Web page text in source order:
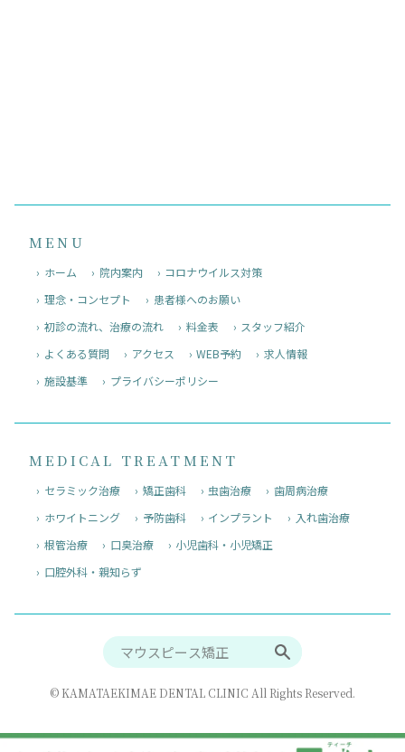
MENU
ホーム 院内案内
コロナウイルス対策
理念・コンセプト
患者様へのお願い
初診の流れ、治療の流れ
料金表
スタッフ紹介
よくある質問
アクセス WEB予約
求人情報
施設基準
プライバシーポリシー
MEDICAL TREATMENT
セラミック治療 矯正歯科 虫歯治療
歯周病治療
ホワイトニング
予防歯科 インプラント
入れ歯治療
根管治療
口臭治療
小児歯科・小児矯正
口腔外科・親知らず
© KAMATAEKIMAE DENTAL CLINIC All Rights Reserved.